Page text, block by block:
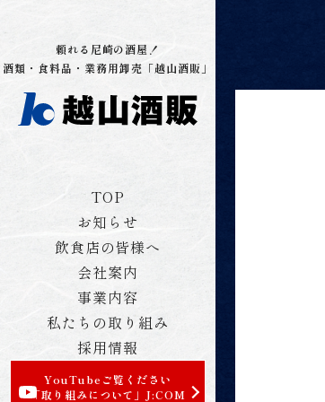
頼れる尼崎の酒屋！
酒類・食料品・業務用卸売「越山酒販」
TOP
お知らせ
飲食店の皆様へ
会社案内
事業内容
私たちの取り組み
採用情報
YouTubeご覧ください
「取り組みについて」 J:COM